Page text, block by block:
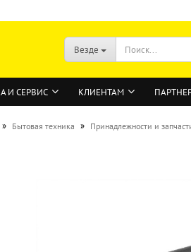
Везде
И СЕРВИС КЛИЕНТАМ
» Бытовая техника » Принадлежности и